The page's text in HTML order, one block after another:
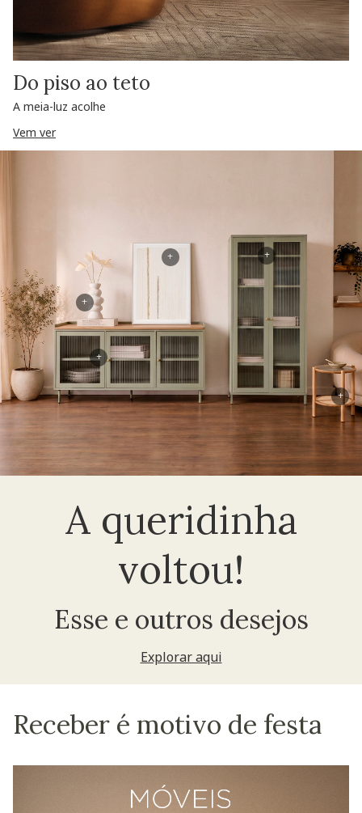
Do piso ao teto
A meia-luz acolhe
Vem ver
A queridinha
voltou!
Esse e outros desejos
Explorar aqui
+
+
+
+
+
Receber é motivo de festa